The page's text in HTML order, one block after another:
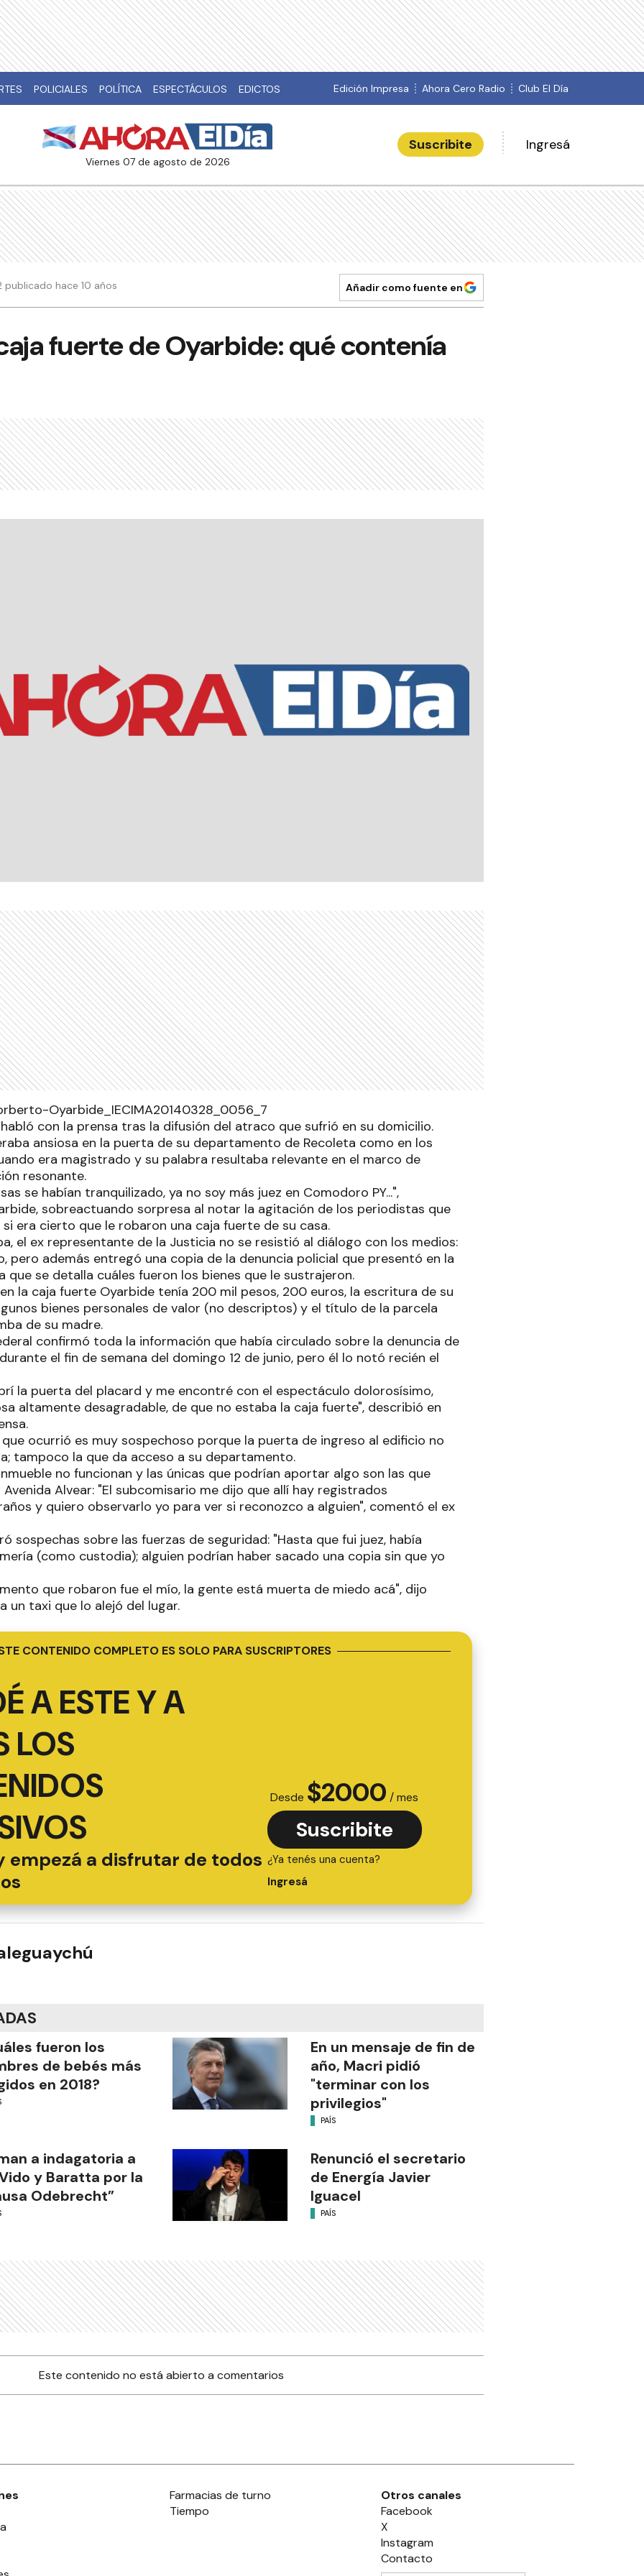
POLICIALES POLÍTICA ESPECTÁCULOS EDICTOS Edición Impresa Ahora Cero Radio Club El Día
viernes 07 de agosto de 2026
Suscribite Ingresá
publicado hace 10 años Añadir como fuente en
fuerte de Oyarbide: qué contenía
con la prensa tras la difusión del atraco que sufrió en su domicilio.
ansiosa en la puerta de su departamento de Recoleta como en los
era magistrado y su palabra resultaba relevante en el marco de
resonante.
se habían tranquilizado, ya no soy más juez en Comodoro PY...",
sobreactuando sorpresa al notar la agitación de los periodistas que
era cierto que le robaron una caja fuerte de su casa.
el ex representante de la Justicia no se resistió al diálogo con los medios:
pero además entregó una copia de la denuncia policial que presentó en la
que se detalla cuáles fueron los bienes que le sustrajeron.
la caja fuerte Oyarbide tenía 200 mil pesos, 200 euros, la escritura de su
bienes personales de valor (no descriptos) y el título de la parcela
de su madre.
confirmó toda la información que había circulado sobre la denuncia de
el fin de semana del domingo 12 de junio, pero él lo notó recién el
la puerta del placard y me encontré con el espectáculo dolorosísimo,
altamente desagradable, de que no estaba la caja fuerte", describió en
que ocurrió es muy sospechoso porque la puerta de ingreso al edificio no
tampoco la que da acceso a su departamento.
no funcionan y las únicas que podrían aportar algo son las que
Alvear: "El subcomisario me dijo que allí hay registrados
y quiero observarlo yo para ver si reconozco a alguien", comentó el ex
sospechas sobre las fuerzas de seguridad: "Hasta que fui juez, había
(como custodia); alguien podrían haber sacado una copia sin que yo
que robaron fue el mío, la gente está muerta de miedo acá", dijo
un taxi que lo alejó del lugar.
CONTENIDO COMPLETO ES SOLO PARA SUSCRIPTORES
A ESTE Y A
LOS
empezá a disfrutar de todos
Desde $2000 / mes
Suscribite
¿Ya tenés una cuenta?
Ingresá
fueron los
de bebés más
en 2018?
En un mensaje de fin de
año, Macri pidió
"terminar con los
privilegios"
PAÍS
a indagatoria a
y Baratta por la
Odebrecht”
Renunció el secretario
de Energía Javier
Iguacel
PAÍS
Este contenido no está abierto a comentarios
Farmacias de turno
Tiempo
Otros canales
Facebook
X
Instagram
Contacto